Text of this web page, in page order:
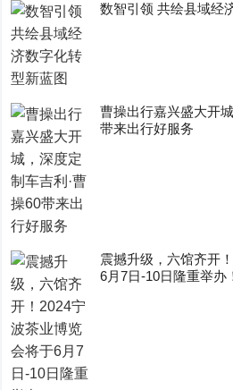
数智引领 共绘县域经
曹操出行嘉兴盛大开
带来出行好服务
震撼升级，六馆齐开
6月7日-10日隆重举办